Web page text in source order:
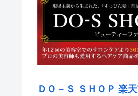
ＤＯ－Ｓ ＳＨＯＰ 楽